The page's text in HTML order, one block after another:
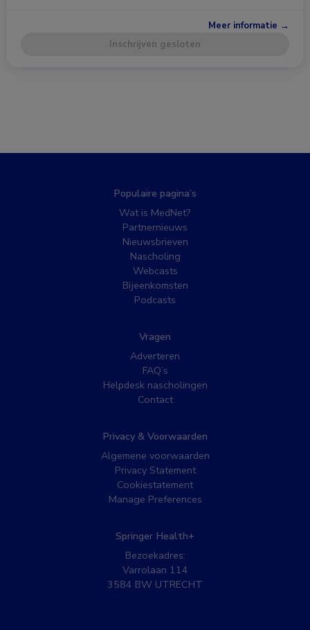
Meer informatie →
Inschrijven gesloten
Populaire pagina’s
Wat is MedNet?
Partnernieuws
Nieuwsbrieven
Nascholing
Webcasts
Bijeenkomsten
Podcasts
Vragen
Adverteren
FAQ’s
Helpdesk nascholingen
Contact
Privacy & Voorwaarden
Algemene voorwaarden
Privacy Statement
Cookiestatement
Manage Preferences
Springer Health+
Bezoekadres:
Varrolaan 114
3584 BW UTRECHT